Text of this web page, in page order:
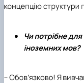
концепцію структури
Чи потрібне
іноземних мов?
– Обов’язково! Я